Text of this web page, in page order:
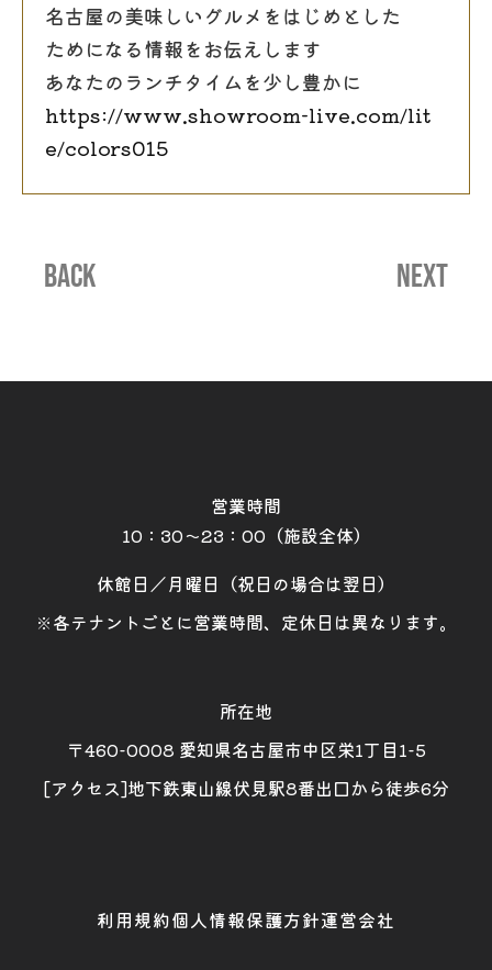
名古屋の美味しいグルメをはじめとした
ためになる情報をお伝えします
あなたのランチタイムを少し豊かに
https://www.showroom-live.com/lit
e/colors015
BACK NEXT
営業時間
10：30～23：00（施設全体）
休館日／月曜日（祝日の場合は翌日）
※各テナントごとに営業時間、定休日は異なります。
所在地
〒460-0008 愛知県名古屋市中区栄1丁目1-5
[アクセス]地下鉄東山線伏見駅8番出口から徒歩6分
利用規約個人情報保護方針運営会社